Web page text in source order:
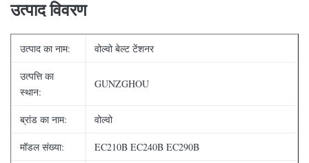
उत्पाद विवरण
उत्पाद का नाम: वोल्वो बेल्ट टेंशनर
उत्पत्ति का
स्थान:
GUNZGHOU
ब्रांड का नाम: वोल्वो
मॉडल संख्या: EC210B EC240B EC290B